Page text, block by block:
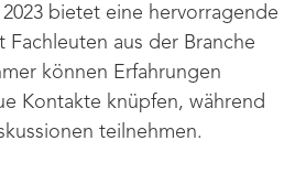
bietet eine hervorragende
Fachleuten aus der Branche
können Erfahrungen
Kontakte knüpfen, während
teilnehmen.